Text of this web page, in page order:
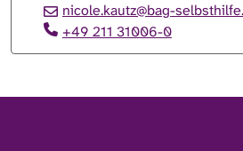
nicole.kautz@bag-
+49 211 31006-0